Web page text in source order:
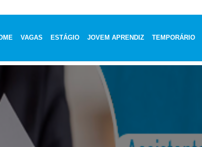
VAGAS ESTÁGIO JOVEM APRENDIZ TEMPORÁRIO